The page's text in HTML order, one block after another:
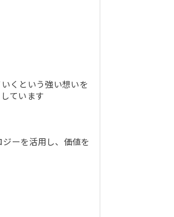
くという強い想いを
ています
ーを活用し、価値を